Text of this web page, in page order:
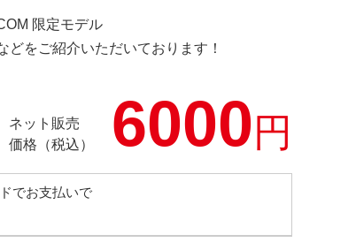
限定モデル
をご紹介いただいております！
ネット販売
価格（税込）
6000円
でお支払いで